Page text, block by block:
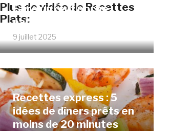
Plus de vidéo de Recettes
Plats:
Faire un œuf poché
parfait sans vinaigre
9 juillet 2025
Recettes express : 5
idées de dîners prêts en
moins de 20 minutes